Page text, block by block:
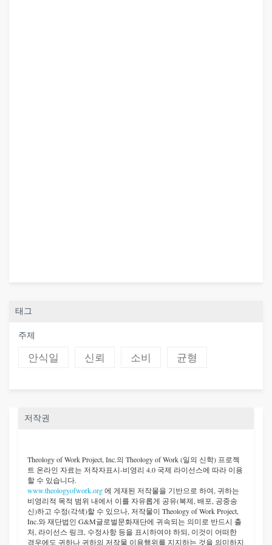
태그
주제
안식일 신뢰 소비 균형
저작권
Theology of Work Project, Inc.의 Theology of Work (일의 신학) 프로젝
트 온라인 자료는 저작자표시-비영리 4.0 국제 라이선스에 따라 이용
할 수 있습니다.
www.theologyofwork.org에 게재된 저작물을 기반으로 하여, 귀하는
비영리적 목적 범위 내에서 이를 자유롭게 공유(복제, 배포, 공중송
신)하고 수정(각색)할 수 있으나, 저작물이 Theology of Work Project,
Inc.와 재단법인 G&M글로벌문화재단에 귀속되는 의미로 반드시 출
처, 라이선스 링크, 수정사항 등을 표시하여야 하되, 이것이 어떠한
경우에도 귀하나 귀하의 저작물 이용행위를 지지하는 것을 의미하지